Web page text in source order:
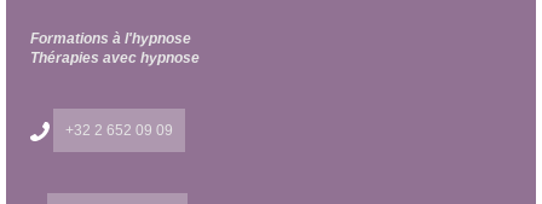
Formations à l'hypnose
Thérapies avec hypnose
+32 2 652 09 09